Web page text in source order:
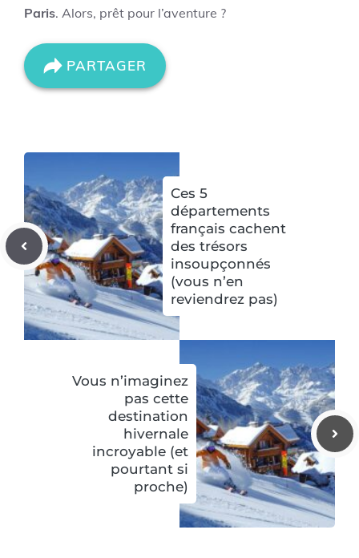
Paris. Alors, prêt pour l’aventure ?
PARTAGER
Ces 5
départements
français cachent
des trésors
insoupçonnés
(vous n’en
reviendrez pas)
Vous n’imaginez
pas cette
destination
hivernale
incroyable (et
pourtant si
proche)